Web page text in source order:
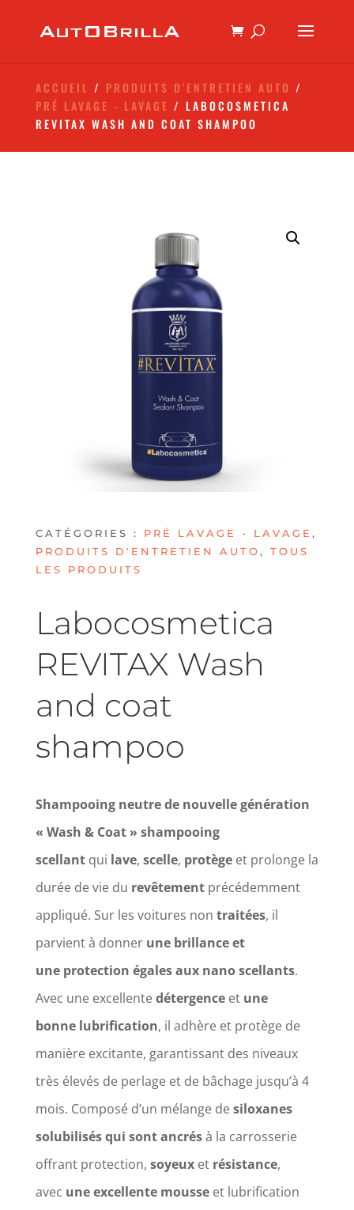
ACCUEIL / PRODUITS D'ENTRETIEN AUTO /
PRÉ LAVAGE - LAVAGE / LABOCOSMETICA
REVITAX WASH AND COAT SHAMPOO
CATÉGORIES : PRÉ LAVAGE - LAVAGE ,
PRODUITS D'ENTRETIEN AUTO, TOUS
LES PRODUITS
Labocosmetica
REVITAX Wash
and coat
shampoo
Shampooing neutre de nouvelle génération
« Wash & Coat » shampooing
scellant qui lave, scelle, protège et prolonge la
durée de vie du revêtement précédemment
appliqué. Sur les voitures non traitées, il
parvient à donner une brillance et
une protection égales aux nano scellants.
Avec une excellentedétergence et une
bonne lubrification, il adhère et protège de
manière excitante, garantissant des niveaux
très élevés de perlage et de bâchage jusqu’à 4
mois. Composé d’un mélange desiloxanes
solubilisés qui sont ancrésà la carrosserie
offrant protection, soyeux et résistance,
avec une excellente mousse et lubrification